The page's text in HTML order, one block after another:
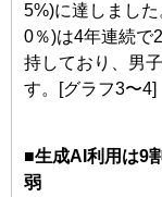
5%)に達しまし
0％)は4年連続で
持しており、男
す。[グラフ3〜4]
■生成AI利用は9
弱